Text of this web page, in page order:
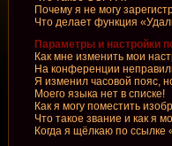
Почему я не могу
Что делает функция
Параметры и настройки
Как мне изменить мои
На конференции
Я изменил часовой пояс,
Моего языка нет в списке!
Как я могу поместить
Что такое звание и как я
Когда я щёлкаю по